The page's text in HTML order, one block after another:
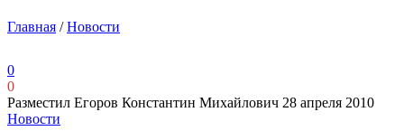
Главная /Новости
0
0
Разместил Егоров Константин Михайлович 28 апреля 2010
Новости